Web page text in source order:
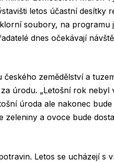
letos účastní desítky
soubory, na programu
dnes očekávají
zemědělství a
úrodu. „Letošní rok nebyl
úroda ale nakonec bude
zeleniny a ovoce bude
Letos se ucházejí s